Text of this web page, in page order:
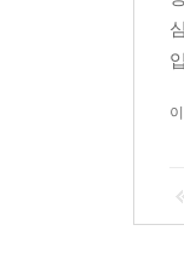
영웅
어떻
〉〉
셰
『한